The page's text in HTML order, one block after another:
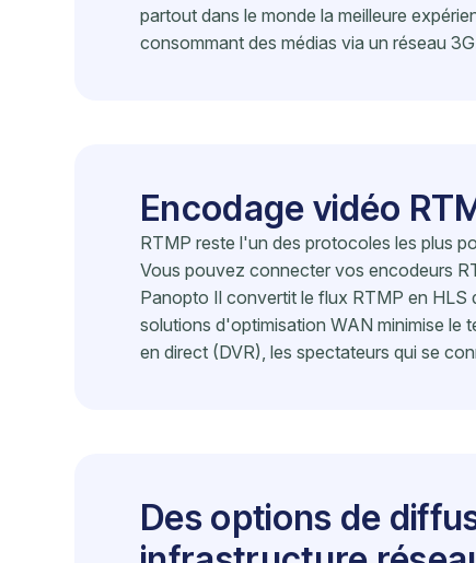
partout dans le monde la meilleure
consommant des médias via un réseau
Encodage vidéo
RTMP reste l'un des protocoles les plus
Vous pouvez connecter vos encodeurs
Panopto Il convertit le flux RTMP en HLS
solutions d'optimisation WAN minimise le
en direct (DVR), les spectateurs qui se
Des options de